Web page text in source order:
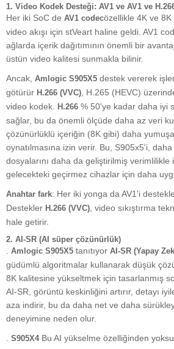
1. Video Kodek Desteği: AV1 ve AV1 ve
Her iki SoC de AV1 codecözellikle 4K ve
video akışı için stVeart haline geldi. AV1
ağlarda içerik dağıtımının önemli bir
üstün video kalitesi sunmakla bilinir.
Ancak, Amlogic S905X5 destek vererek
götürür H.266 (VVC) , H.265 (HEVC)
video kodek.
H.266 % 50'ye kadar daha iyi
sağlar, bu da önemli ölçüde daha az veri
çözünürlüklü içeriğin (8K gibi) daha
oynatılmasına izin verir. Bu, S905x5'i,
dosyalarını daha da geliştirilmiş
gelecekteki geçirmez cihazlar için daha
Anahtar fark: Her iki yonga da AV1'i
Destekler H.266 (VVC) , video sıkıştırma
hale getirir.
2. AI-SR (AI süper çözünürlük)
Amlogic S905X5 tanıtıyor AI-SR (Yapay
güdümlü algoritmalar kullanarak düşük
8K kalitesine yükseltmek için tasarlanmış
AI-SR, görüntü keskinliğini artırır, detayı
aza indirir, bu da daha net ve daha
deneyimine neden olur.
S905X4Bu AI yükselme özelliğinden